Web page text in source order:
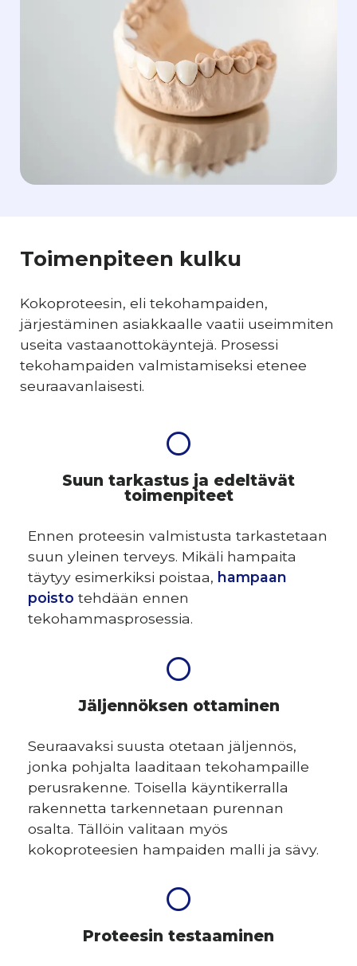
Toimenpiteen kulku
Kokoproteesin, eli tekohampaiden,
järjestäminen asiakkaalle vaatii useimmiten
useita vastaanottokäyntejä. Prosessi
tekohampaiden valmistamiseksi etenee
seuraavanlaisesti.
Suun tarkastus ja edeltävät
toimenpiteet
Ennen proteesin valmistusta tarkastetaan
suun yleinen terveys. Mikäli hampaita
täytyy esimerkiksi poistaa, hampaan
poisto tehdään ennen
tekohammasprosessia.
Jäljennöksen ottaminen
Seuraavaksi suusta otetaan jäljennös,
jonka pohjalta laaditaan tekohampaille
perusrakenne. Toisella käyntikerralla
rakennetta tarkennetaan purennan
osalta. Tällöin valitaan myös
kokoproteesien hampaiden malli ja sävy.
Proteesin testaaminen